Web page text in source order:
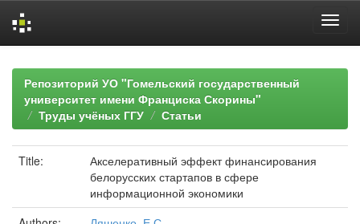
navigationРепозиторий УО "Гомельский государственный
университет имени Франциска Скорины"
Труды учёных ГГУ
Статьи
Title:
Акселеративный эффект финансирования
белорусских стартапов в сфере
информационной экономики